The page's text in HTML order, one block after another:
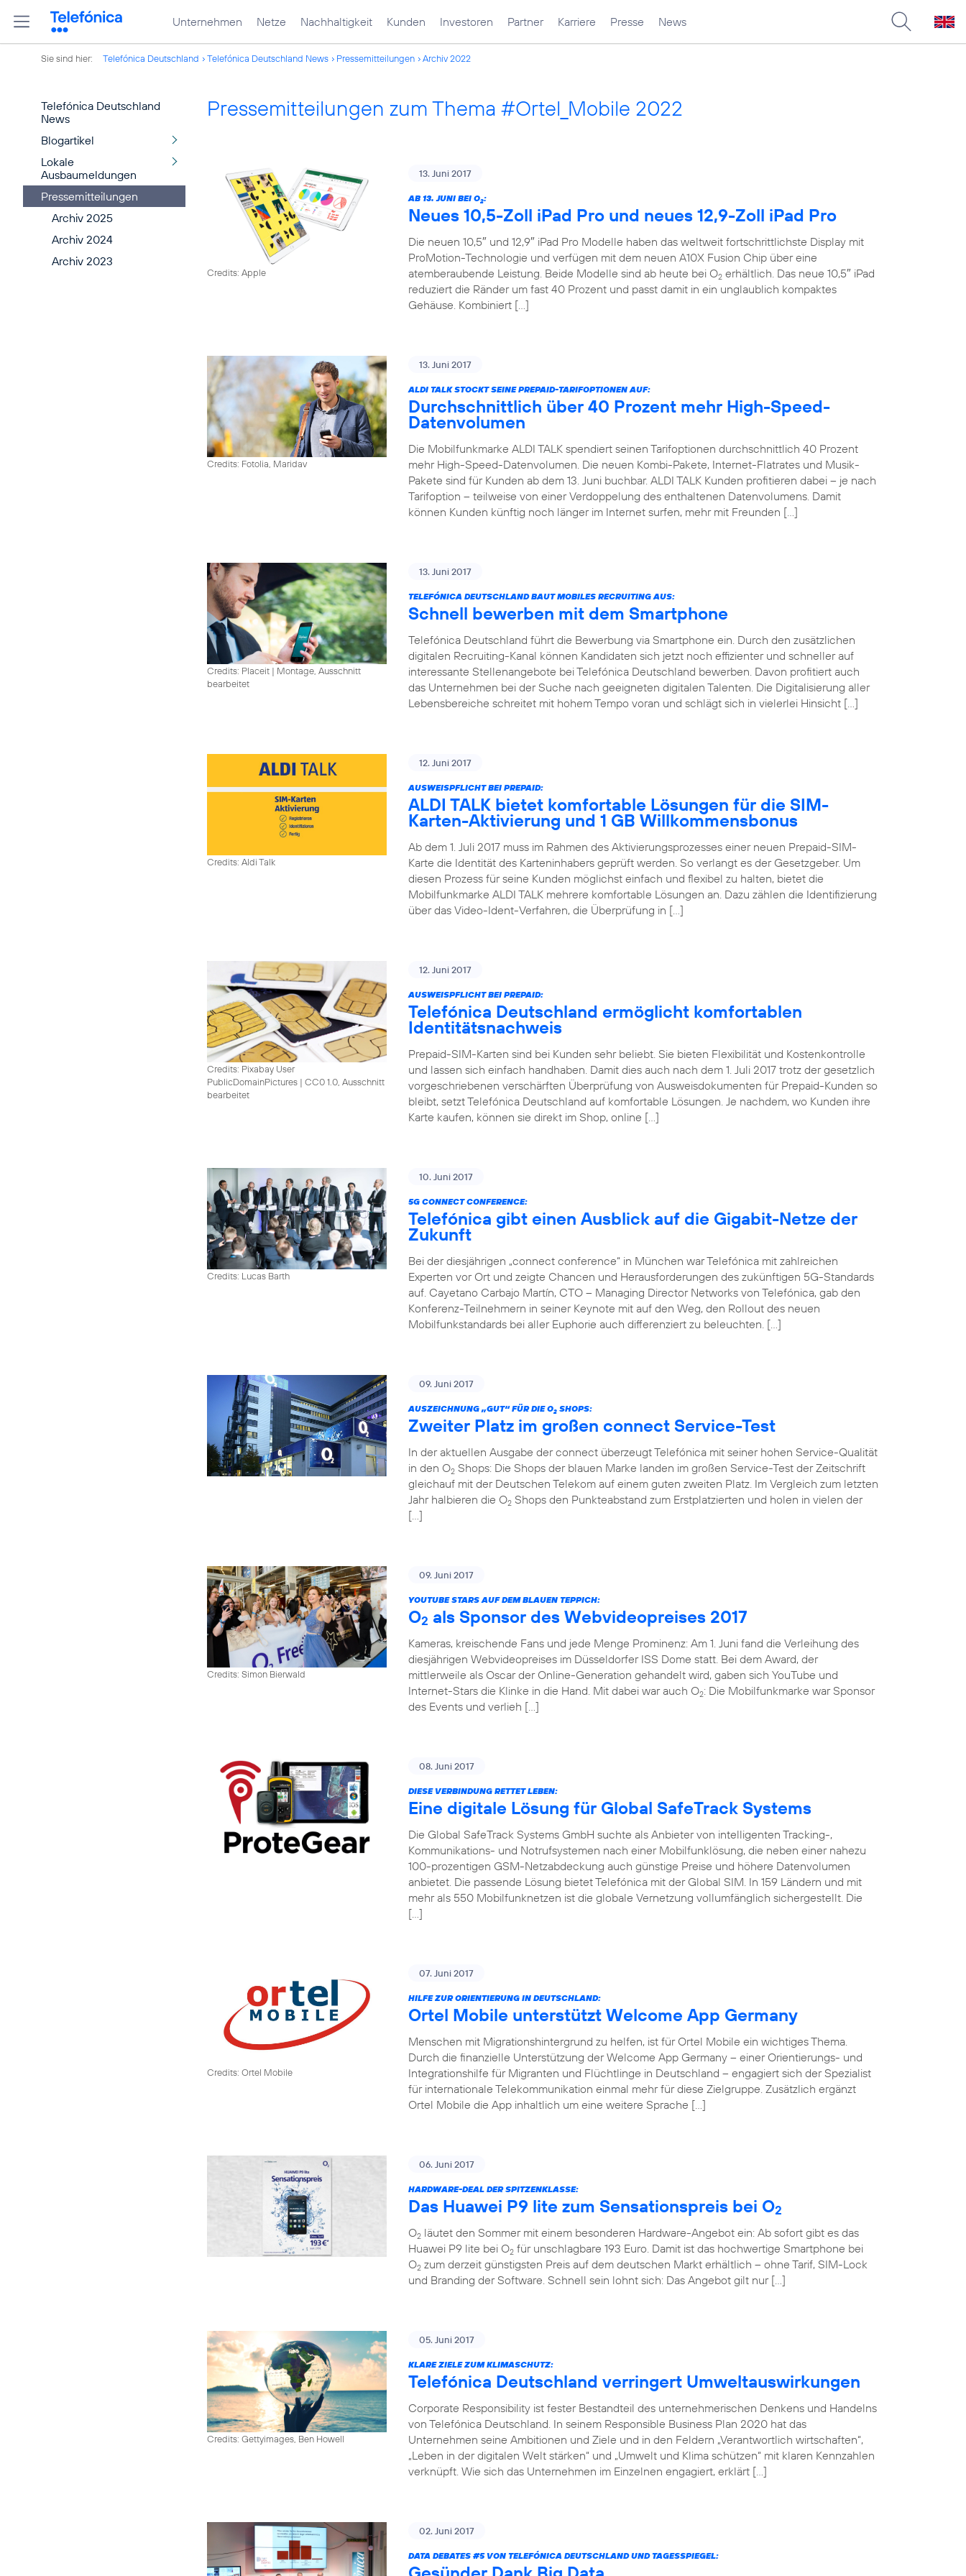
Unternehmen Netze Nachhaltigkeit Kunden Investoren Partner Karriere Presse News
Sie sind hier: Telefónica Deutschland Telefónica Deutschland News Pressemitteilungen Archiv 2022
Telefónica Deutschland
News
Blogartikel
Lokale
Ausbaumeldungen
Pressemitteilungen
Archiv 2025
Archiv 2024
Archiv 2023
Pressemitteilungen zum Thema #Ortel_Mobile 2022
Credits: Apple
13. Juni 2017
AB 13. JUNI BEI O2:
Neues 10,5-Zoll iPad Pro und neues 12,9-Zoll iPad Pro
Die neuen 10,5″ und 12,9″ iPad Pro Modelle haben das weltweit fortschrittlichste Display mit
ProMotion-Technologie und verfügen mit dem neuen A10X Fusion Chip über eine
atemberaubende Leistung. Beide Modelle sind ab heute bei O2 erhältlich. Das neue 10,5″ iPad
reduziert die Ränder um fast 40 Prozent und passt damit in ein unglaublich kompaktes
Gehäuse. Kombiniert […]
Credits: Fotolia, Maridav
13. Juni 2017
ALDI TALK STOCKT SEINE PREPAID-TARIFOPTIONEN AUF:
Durchschnittlich über 40 Prozent mehr High-Speed-
Datenvolumen
Die Mobilfunkmarke ALDI TALK spendiert seinen Tarifoptionen durchschnittlich 40 Prozent
mehr High-Speed-Datenvolumen. Die neuen Kombi-Pakete, Internet-Flatrates und Musik-
Pakete sind für Kunden ab dem 13. Juni buchbar. ALDI TALK Kunden profitieren dabei – je nach
Tarifoption – teilweise von einer Verdoppelung des enthaltenen Datenvolumens. Damit
können Kunden künftig noch länger im Internet surfen, mehr mit Freunden […]
Credits: Placeit | Montage, Ausschnitt
bearbeitet
13. Juni 2017
TELEFÓNICA DEUTSCHLAND BAUT MOBILES RECRUITING AUS:
Schnell bewerben mit dem Smartphone
Telefónica Deutschland führt die Bewerbung via Smartphone ein. Durch den zusätzlichen
digitalen Recruiting-Kanal können Kandidaten sich jetzt noch effizienter und schneller auf
interessante Stellenangebote bei Telefónica Deutschland bewerben. Davon profitiert auch
das Unternehmen bei der Suche nach geeigneten digitalen Talenten. Die Digitalisierung aller
Lebensbereiche schreitet mit hohem Tempo voran und schlägt sich in vielerlei Hinsicht […]
Credits: Aldi Talk
12. Juni 2017
AUSWEISPFLICHT BEI PREPAID:
ALDI TALK bietet komfortable Lösungen für die SIM-
Karten-Aktivierung und 1 GB Willkommensbonus
Ab dem 1. Juli 2017 muss im Rahmen des Aktivierungsprozesses einer neuen Prepaid-SIM-
Karte die Identität des Karteninhabers geprüft werden. So verlangt es der Gesetzgeber. Um
diesen Prozess für seine Kunden möglichst einfach und flexibel zu halten, bietet die
Mobilfunkmarke ALDI TALK mehrere komfortable Lösungen an. Dazu zählen die Identifizierung
über das Video-Ident-Verfahren, die Überprüfung in […]
Credits: Pixabay User
PublicDomainPictures | CC0 1.0, Ausschnitt
bearbeitet
12. Juni 2017
AUSWEISPFLICHT BEI PREPAID:
Telefónica Deutschland ermöglicht komfortablen
Identitätsnachweis
Prepaid-SIM-Karten sind bei Kunden sehr beliebt. Sie bieten Flexibilität und Kostenkontrolle
und lassen sich einfach handhaben. Damit dies auch nach dem 1. Juli 2017 trotz der gesetzlich
vorgeschriebenen verschärften Überprüfung von Ausweisdokumenten für Prepaid-Kunden so
bleibt, setzt Telefónica Deutschland auf komfortable Lösungen. Je nachdem, wo Kunden ihre
Karte kaufen, können sie direkt im Shop, online […]
Credits: Lucas Barth
10. Juni 2017
5G CONNECT CONFERENCE:
Telefónica gibt einen Ausblick auf die Gigabit-Netze der
Zukunft
Bei der diesjährigen „connect conference“ in München war Telefónica mit zahlreichen
Experten vor Ort und zeigte Chancen und Herausforderungen des zukünftigen 5G-Standards
auf. Cayetano Carbajo Martín, CTO – Managing Director Networks von Telefónica, gab den
Konferenz-Teilnehmern in seiner Keynote mit auf den Weg, den Rollout des neuen
Mobilfunkstandards bei aller Euphorie auch differenziert zu beleuchten. […]
09. Juni 2017
AUSZEICHNUNG „GUT“ FÜR DIE O2 SHOPS:
Zweiter Platz im großen connect Service-Test
In der aktuellen Ausgabe der connect überzeugt Telefónica mit seiner hohen Service-Qualität
in den O2 Shops: Die Shops der blauen Marke landen im großen Service-Test der Zeitschrift
gleichauf mit der Deutschen Telekom auf einem guten zweiten Platz. Im Vergleich zum letzten
Jahr halbieren die O2 Shops den Punkteabstand zum Erstplatzierten und holen in vielen der
[…]
Credits: Simon Bierwald
09. Juni 2017
YOUTUBE STARS AUF DEM BLAUEN TEPPICH:
O2 als Sponsor des Webvideopreises 2017
Kameras, kreischende Fans und jede Menge Prominenz: Am 1. Juni fand die Verleihung des
diesjährigen Webvideopreises im Düsseldorfer ISS Dome statt. Bei dem Award, der
mittlerweile als Oscar der Online-Generation gehandelt wird, gaben sich YouTube und
Internet-Stars die Klinke in die Hand. Mit dabei war auch O2: Die Mobilfunkmarke war Sponsor
des Events und verlieh […]
08. Juni 2017
DIESE VERBINDUNG RETTET LEBEN:
Eine digitale Lösung für Global SafeTrack Systems
Die Global SafeTrack Systems GmbH suchte als Anbieter von intelligenten Tracking-,
Kommunikations- und Notrufsystemen nach einer Mobilfunklösung, die neben einer nahezu
100-prozentigen GSM-Netzabdeckung auch günstige Preise und höhere Datenvolumen
anbietet. Die passende Lösung bietet Telefónica mit der Global SIM. In 159 Ländern und mit
mehr als 550 Mobilfunknetzen ist die globale Vernetzung vollumfänglich sichergestellt. Die
[…]
Credits: Ortel Mobile
07. Juni 2017
HILFE ZUR ORIENTIERUNG IN DEUTSCHLAND:
Ortel Mobile unterstützt Welcome App Germany
Menschen mit Migrationshintergrund zu helfen, ist für Ortel Mobile ein wichtiges Thema.
Durch die finanzielle Unterstützung der Welcome App Germany – einer Orientierungs- und
Integrationshilfe für Migranten und Flüchtlinge in Deutschland – engagiert sich der Spezialist
für internationale Telekommunikation einmal mehr für diese Zielgruppe. Zusätzlich ergänzt
Ortel Mobile die App inhaltlich um eine weitere Sprache […]
06. Juni 2017
HARDWARE-DEAL DER SPITZENKLASSE:
Das Huawei P9 lite zum Sensationspreis bei O2
O2 läutet den Sommer mit einem besonderen Hardware-Angebot ein: Ab sofort gibt es das
Huawei P9 lite bei O2 für unschlagbare 193 Euro. Damit ist das hochwertige Smartphone bei
O2 zum derzeit günstigsten Preis auf dem deutschen Markt erhältlich – ohne Tarif, SIM-Lock
und Branding der Software. Schnell sein lohnt sich: Das Angebot gilt nur […]
Credits: Gettyimages, Ben Howell
05. Juni 2017
KLARE ZIELE ZUM KLIMASCHUTZ:
Telefónica Deutschland verringert Umweltauswirkungen
Corporate Responsibility ist fester Bestandteil des unternehmerischen Denkens und Handelns
von Telefónica Deutschland. In seinem Responsible Business Plan 2020 hat das
Unternehmen seine Ambitionen und Ziele und in den Feldern „Verantwortlich wirtschaften“,
„Leben in der digitalen Welt stärken“ und „Umwelt und Klima schützen“ mit klaren Kennzahlen
verknüpft. Wie sich das Unternehmen im Einzelnen engagiert, erklärt […]
02. Juni 2017
DATA DEBATES #5VON TELEFÓNICA DEUTSCHLAND UND TAGESSPIEGEL: